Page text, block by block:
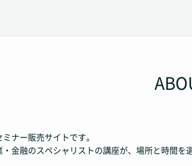
ナー販売サイトです。
金融のスペシャリストの講座が、場所と時間を